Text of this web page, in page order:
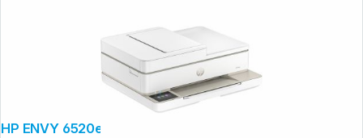
HP ENVY 6520e All-in-One
Folgen Sie uns auf